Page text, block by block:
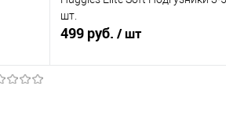
шт.
499 руб. / шт